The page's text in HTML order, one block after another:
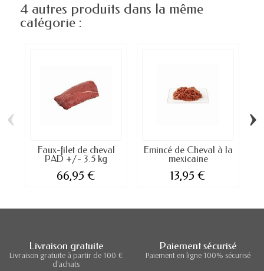
4 autres produits dans la même
catégorie :
Faux-filet de cheval
PAD +/- 3.5 kg
66,95 €
Emincé de Cheval à la
mexicaine
13,95 €
‹ ›
Livraison gratuite
Livraison gratuite à partir de 100 €
d'achats
Paiement sécurisé
Paiement en ligne 100% sécurisé